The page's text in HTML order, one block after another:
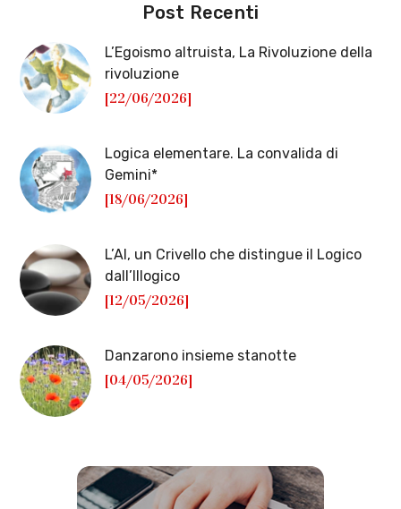
Post Recenti
L’Egoismo altruista, La Rivoluzione della
rivoluzione
[22/06/2026]
Logica elementare. La convalida di
Gemini*
[18/06/2026]
L’AI, un Crivello che distingue il Logico
dall’Illogico
[12/05/2026]
Danzarono insieme stanotte
[04/05/2026]